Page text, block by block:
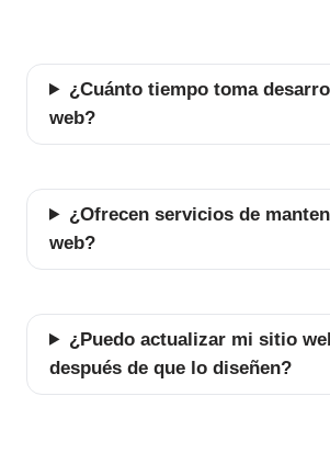
¿Cuánto tiempo toma
web?
¿Ofrecen servicios de
web?
¿Puedo actualizar mi sitio
después de que lo diseñen?